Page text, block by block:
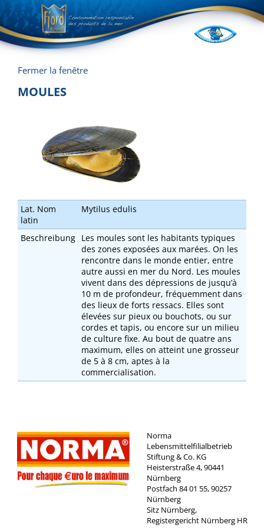
Fermer la fenêtre
MOULES
Lat. Nom
latin
Mytilus edulis
Beschreibung Les moules sont les habitants typiques
des zones exposées aux marées. On les
rencontre dans le monde entier, entre
autre aussi en mer du Nord. Les moules
vivent dans des dépressions de jusqu’à
10 m de profondeur, fréquemment dans
des lieux de forts ressacs. Elles sont
élevées sur pieux ou bouchots, ou sur
cordes et tapis, ou encore sur un milieu
de culture fixe. Au bout de quatre ans
maximum, elles on atteint une grosseur
de 5 à 8 cm, aptes à la
commercialisation.
Norma
Lebensmittelfilialbetrieb
Stiftung & Co. KG
Heisterstraße 4, 90441
Nürnberg
Postfach 84 01 55, 90257
Nürnberg
Sitz Nürnberg,
Registergericht Nürnberg HR